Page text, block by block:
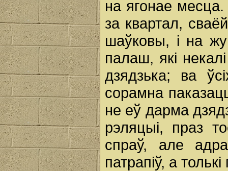
на ягонае
за квартал,
шаўковы, i на
палаш, які
дзядзька; ва
сорамна
не еў дарма
рэляцыі, праз
спраў, але
патрапіў, а